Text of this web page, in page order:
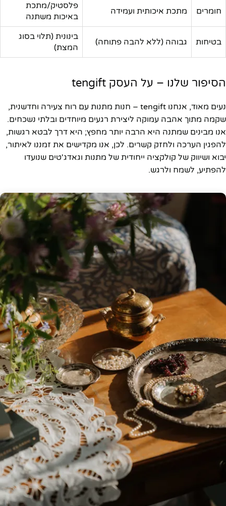
חומרים מתכת איכותית ועמידה
פלסטיק/מתכת
באיכות משתנה
בטיחות גבוהה (ללא להבה פתוחה)
בינונית (תלוי בסוג
המצת)
הסיפור שלנו – על העסק tengift
נעים מאוד, אנחנו tengift – חנות מתנות עם רוח צעירה וחדשנית,
שקמה מתוך אהבה עמוקה ליצירת רגעים מיוחדים ובלתי נשכחים.
אנו מבינים שמתנה היא הרבה יותר מחפץ; היא דרך לבטא רגשות,
להפגין הערכה ולחזק קשרים. לכן, אנו מקדישים את זמננו לאיתור,
יבוא ושיווק של קולקציה ייחודית של מתנות וגאדג'טים שנועדו
להפתיע, לשמח ולרגש.